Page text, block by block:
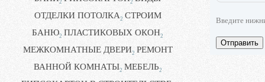
2 2
ОТДЕЛКИ ПОТОЛКА2 СТРОИМ
БАНЮ2 ПЛАСТИКОВЫХ ОКОН2
МЕЖКОМНАТНЫЕ ДВЕРИ2 РЕМОНТ
ВАННОЙ КОМНАТЫ2 МЕБЕЛЬ2
Введите
Отправить